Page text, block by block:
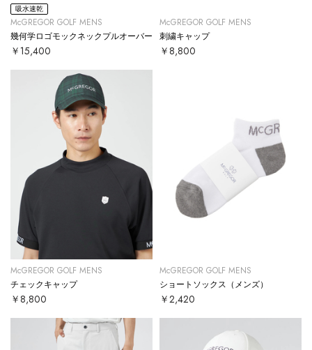
吸水速乾
McGREGOR GOLF MENS
幾何学ロゴモックネックプルオーバー
￥15,400
McGREGOR GOLF MENS
刺繍キャップ
￥8,800
McGREGOR GOLF MENS
チェックキャップ
￥8,800
McGREGOR GOLF MENS
ショートソックス（メンズ）
￥2,420